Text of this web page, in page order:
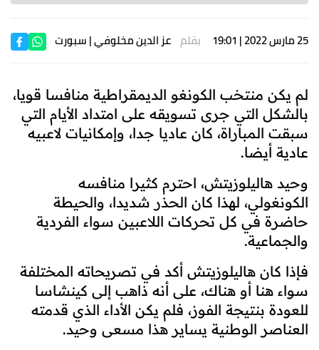
25 مارس 2022 | 19:01 بقلم عز الدين مخلوفي| سبورت
لم يكن منتخب الكونغو الديمقراطية منافسا قويا،
بالشكل التي جرى تسويقه على امتداد الأيام التي
سبقت المباراة، كان عاديا جدا، وإمكانيات لاعبيه
عادية أيضا.
وحيد هاليلوزيتش، احترم كثيرا منافسه
الكونغولي، لهذا كان الحذر شديدا، والحيطة
حاضرة في كل تحركات اللاعبين سواء الفردية
والجماعية.
فإذا كان هاليلوزيتش أكد في تصريحاته المختلفة
سواء هنا أو هناك، على أنه ذاهب إلى كينشاسا
للعودة بنتيجة الفوز، فلم يكن الأداء الذي قدمته
العناصر الوطنية يساير هذا مسعى وحيد.